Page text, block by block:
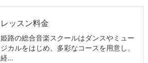
レッスン料金
姫路の総合音楽スクールはダンスやミュー
ジカルをはじめ、多彩なコースを用意し、
経…